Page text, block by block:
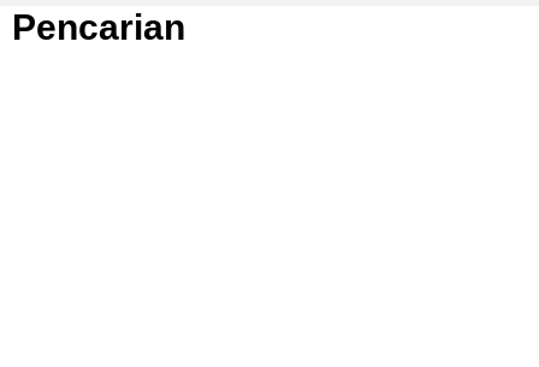
Pencarian